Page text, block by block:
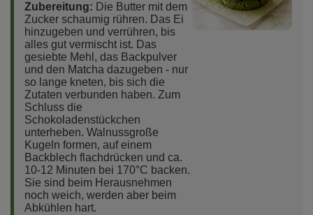
Zubereitung: Die Butter mit dem
Zucker schaumig rühren. Das Ei
hinzugeben und verrühren, bis
alles gut vermischt ist. Das
gesiebte Mehl, das Backpulver
und den Matcha dazugeben - nur
so lange kneten, bis sich die
Zutaten verbunden haben. Zum
Schluss die
Schokoladenstückchen
unterheben. Walnussgroße
Kugeln formen, auf einem
Backblech flachdrücken und ca.
10-12 Minuten bei 170°C backen.
Sie sind beim Herausnehmen
noch weich, werden aber beim
Abkühlen hart.